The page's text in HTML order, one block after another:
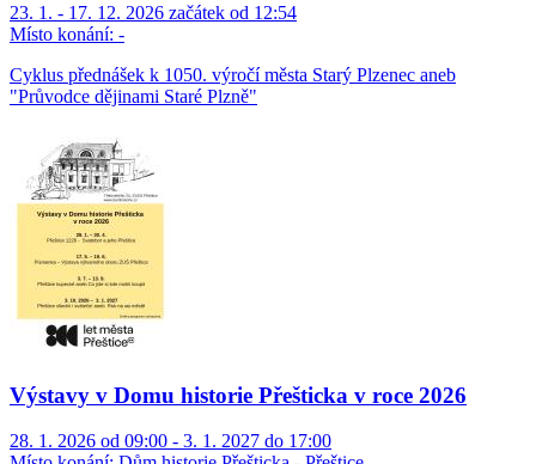
23. 1. - 17. 12. 2026 začátek od 12:54
Místo konání: -
Cyklus přednášek k 1050. výročí města Starý Plzenec aneb
"Průvodce dějinami Staré Plzně"
Výstavy v Domu historie Přešticka v roce 2026
28. 1. 2026 od 09:00 - 3. 1. 2027 do 17:00